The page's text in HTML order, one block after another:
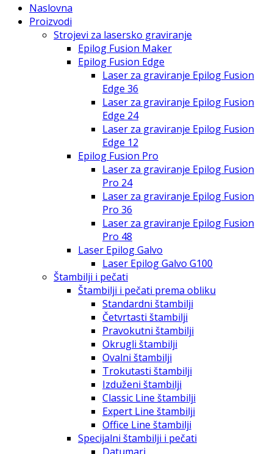
Naslovna
Proizvodi
Strojevi za lasersko graviranje
Epilog Fusion Maker
Epilog Fusion Edge
Laser za graviranje Epilog Fusion
Edge 36
Laser za graviranje Epilog Fusion
Edge 24
Laser za graviranje Epilog Fusion
Edge 12
Epilog Fusion Pro
Laser za graviranje Epilog Fusion
Pro 24
Laser za graviranje Epilog Fusion
Pro 36
Laser za graviranje Epilog Fusion
Pro 48
Laser Epilog Galvo
Laser Epilog Galvo G100
Štambilji i pečati
Štambilji i pečati prema obliku
Standardni štambilji
Četvrtasti štambilji
Pravokutni štambilji
Okrugli štambilji
Ovalni štambilji
Trokutasti štambilji
Izduženi štambilji
Classic Line štambilji
Expert Line štambilji
Office Line štambilji
Specijalni štambilji i pečati